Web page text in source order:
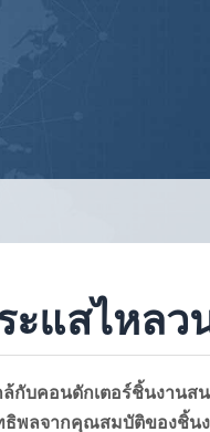
ะแสไหลว
ล้กับคอนดักเตอร์ชิ้นงานส
ธิพลจากคุณสมบัติของชิ้น